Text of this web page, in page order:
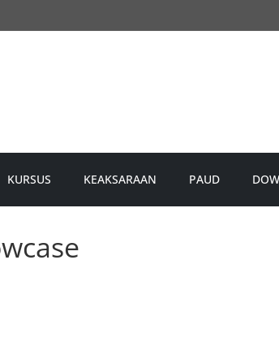
KURSUS KEAKSARAAN PAUD